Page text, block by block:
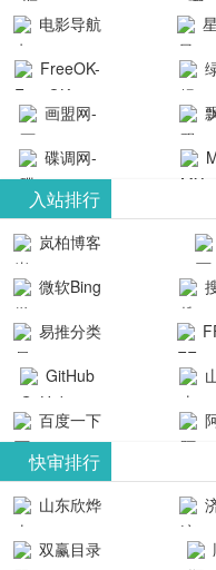
航-办公运营
院-
提供
最
电
剧
综
费
台
富
速，
线
足
需
无广
清
影
电影导航
- 免费看电影
就来这！ | 快
导航网-免费
看电影就来
这！收录大
量免费看电
影网站！
最
神
FreeOK-
FreeOK影视
官网-最新影
视资源|追剧
也很卷
画盟网-
画师联盟官
网
_huashilm.com_
动漫综合
碟调网-
碟调网为您
提供最新电
视剧和2025
年最新电影
的在线观
看，快来碟
调电影网在
线观看最新
热门影视作
漫
入站排行
岚柏博客
微软Bing
易推分类
目录网
GitHub
生
百度一下
快审排行
山东欣烨
生物科技有
科
双赢目录